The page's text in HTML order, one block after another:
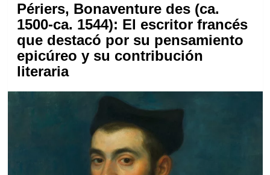
Périers, Bonaventure des (ca.
1500-ca. 1544): El escritor francés
que destacó por su pensamiento
epicúreo y su contribución
literaria